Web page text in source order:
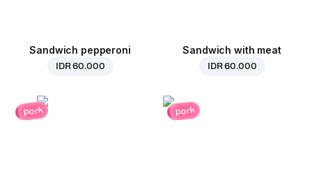
Sandwich pepperoni
IDR 60.000
Sandwich with meat
IDR 60.000
pork pork